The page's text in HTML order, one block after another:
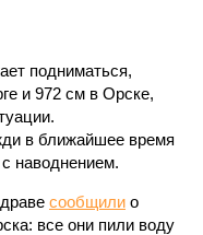
подниматься,
и 972 см в Орске,
в ближайшее время
наводнением.
сообщили о
все они пили воду